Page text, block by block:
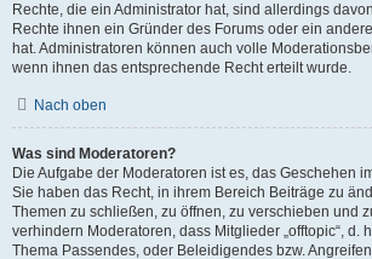
Rechte, die ein Administrator hat, sind allerdings
Rechte ihnen ein Gründer des Forums oder ein
hat. Administratoren können auch volle
wenn ihnen das entsprechende Recht erteilt wurde.
Nach oben
Was sind Moderatoren?
Die Aufgabe der Moderatoren ist es, das Geschehen
Sie haben das Recht, in ihrem Bereich Beiträge zu
Themen zu schließen, zu öffnen, zu verschieben und
verhindern Moderatoren, dass Mitglieder „offtopic“, d.
Thema Passendes, oder Beleidigendes bzw.